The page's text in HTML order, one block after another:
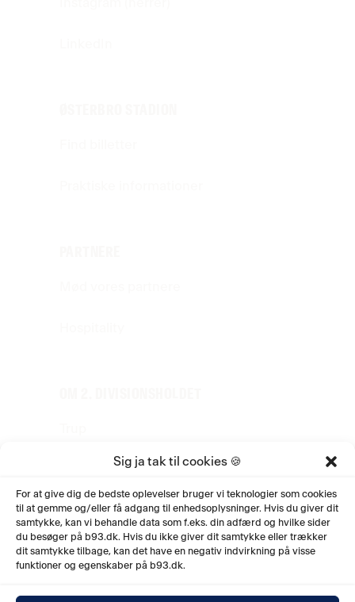
Sig ja tak til cookies 🍪
For at give dig de bedste oplevelser bruger vi teknologier som cookies
til at gemme og/eller få adgang til enhedsoplysninger. Hvis du giver dit
samtykke, kan vi behandle data som f.eks. din adfærd og hvilke sider
du besøger på b93.dk. Hvis du ikke giver dit samtykke eller trækker
dit samtykke tilbage, kan det have en negativ indvirkning på visse
funktioner og egenskaber på b93.dk.
Jobs
Historie